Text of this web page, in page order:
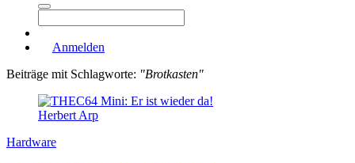
Anmelden
Beiträge mit Schlagworte: "Brotkasten"
Herbert Arp
Hardware